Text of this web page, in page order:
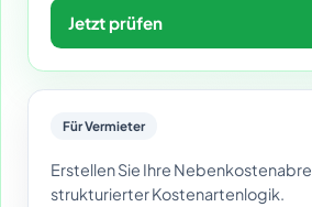
Jetzt prüfen
Für Vermieter
Erstellen Sie Ihre
strukturierter Kostenartenlogik.